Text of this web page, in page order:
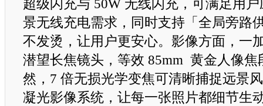
超级闪充与 50W 无线闪充，可满足用
景无线充电需求，同时支持「全局旁路
不发烫，让用户更安心。影像方面，一
潜望长焦镜头，等效 85mm 黄金人像焦
然，7 倍无损光学变焦可清晰捕捉远景
凝光影像系统，让每一张照片都细节生